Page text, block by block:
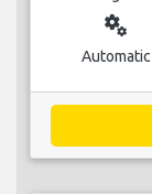
miscellaneous_services
Automatic